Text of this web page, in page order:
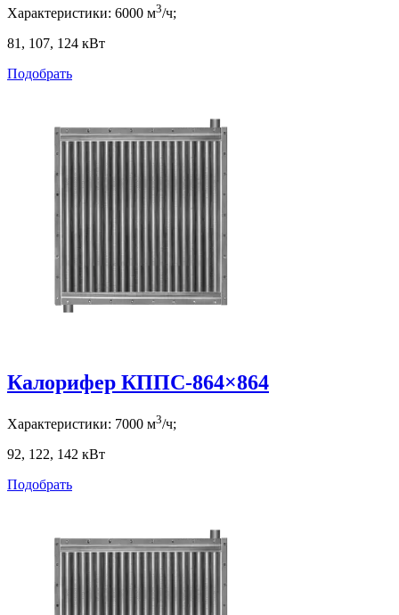
Характеристики: 6000 м3/ч;
81, 107, 124 кВт
Подобрать
Калорифер КППС-864×864
Характеристики: 7000 м3/ч;
92, 122, 142 кВт
Подобрать